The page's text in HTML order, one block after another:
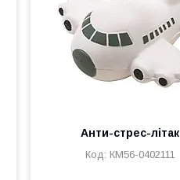
Анти-стрес-літак
КМ56-0402111